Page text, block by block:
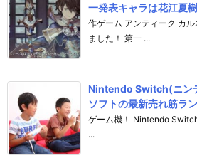
一発表キャラは花江夏
作ゲーム アンティーク カ
ました！ 第一 ...
Nintendo Switch(ニン
ソフトの最新売れ筋ラ
ゲーム機！ Nintendo
...